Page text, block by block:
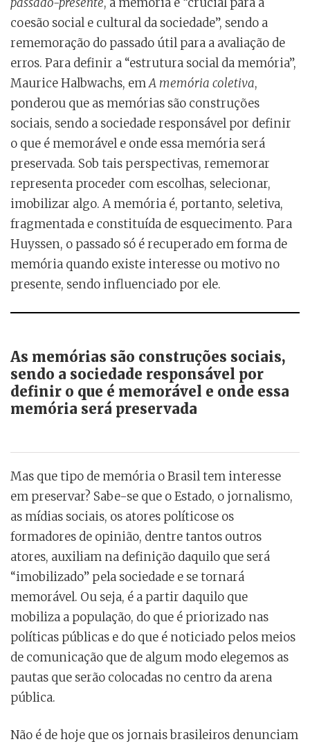
coesão social e cultural da sociedade”, sendo a
rememoração do passado útil para a avaliação de
erros. Para definir a “estrutura social da memória”,
Maurice Halbwachs, emA memória coletiva,
ponderou que as memórias são construções
sociais, sendo a sociedade responsável por definir
o que é memorável e onde essa memória será
preservada. Sob tais perspectivas, rememorar
representa proceder com escolhas, selecionar,
imobilizar algo. A memória é, portanto, seletiva,
fragmentada e constituída de esquecimento. Para
Huyssen, o passado só é recuperado em forma de
memória quando existe interesse ou motivo no
presente, sendo influenciado por ele.
As memórias são construções sociais,
sendo a sociedade responsável por
definir o que é memorável e onde essa
memória será preservada
Mas que tipo de memória o Brasil tem interesse
em preservar? Sabe-se que o Estado, o jornalismo,
as mídias sociais, os atores políticose os
formadores de opinião, dentre tantos outros
atores, auxiliam na definição daquilo que será
“imobilizado” pela sociedade e se tornará
memorável. Ou seja, é a partir daquilo que
mobiliza a população, do que é priorizado nas
políticas públicas e do que é noticiado pelos meios
de comunicação que de algum modo elegemos as
pautas que serão colocadas no centro da arena
pública.
Não é de hoje que os jornais brasileiros denunciam